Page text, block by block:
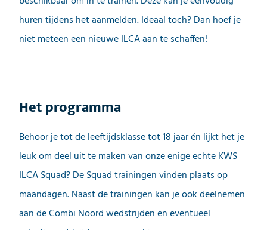
huren tijdens het aanmelden. Ideaal toch? Dan hoef je
niet meteen een nieuwe ILCA aan te schaffen!
Het programma
Behoor je tot de leeftijdsklasse tot 18 jaar én lijkt het je
leuk om deel uit te maken van onze enige echte KWS
ILCA Squad? De Squad trainingen vinden plaats op
maandagen. Naast de trainingen kan je ook deelnemen
aan de Combi Noord wedstrijden en eventueel